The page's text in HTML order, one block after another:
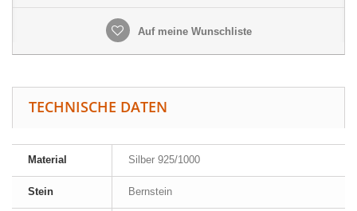
Auf meine Wunschliste
TECHNISCHE DATEN
Material Silber 925/1000
Stein Bernstein